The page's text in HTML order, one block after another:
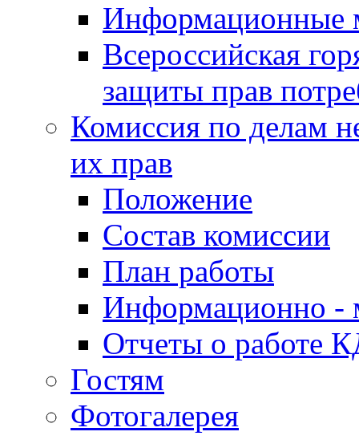
Информационные
Всероссийская
защиты прав
Комиссия по делам
их прав
Положение
Состав комиссии
План работы
Информационно -
Отчеты о работе
Гостям
Фотогалерея